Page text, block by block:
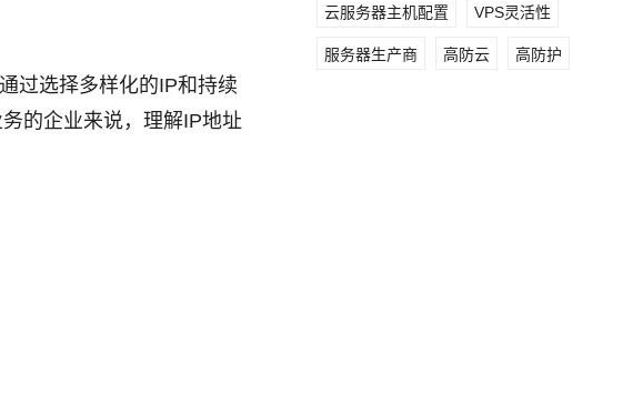
过选择多样化的IP和持续
的企业来说，理解IP地址
云服务器主机配置 VPS灵活性
服务器生产商 高防云 高防护